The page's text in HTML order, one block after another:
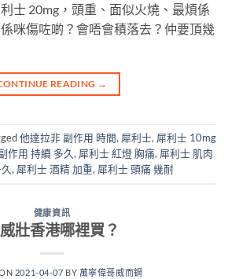
士 20mg，頭重、面似火燒、最煩係
咪傷咗啲？會唔會積落去？仲要頂幾
READING →
他達拉非 副作用 時間, 犀利士, 犀利士 10mg
作用 持續 多久, 犀利士 紅燈 胸痛, 犀利士 肌肉
, 犀利士 酒精 加重, 犀利士 頭痛 幾耐
健康資訊
壯香港哪裡買？
2021-04-07 BY 萬寧偉哥威而鋼